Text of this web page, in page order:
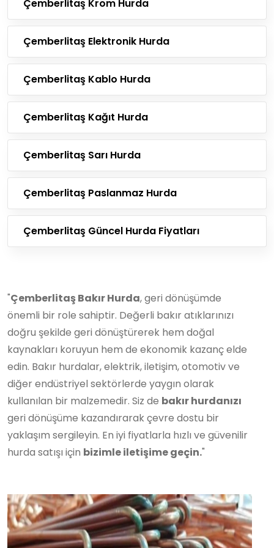
Çemberlitaş Krom Hurda
Çemberlitaş Elektronik Hurda
Çemberlitaş Kablo Hurda
Çemberlitaş Kağıt Hurda
Çemberlitaş Sarı Hurda
Çemberlitaş Paslanmaz Hurda
Çemberlitaş Güncel Hurda Fiyatları
"Çemberlitaş Bakır Hurda, geri dönüşümde
önemli bir role sahiptir. Değerli bakır atıklarınızı
doğru şekilde geri dönüştürerek hem doğal
kaynakları koruyun hem de ekonomik kazanç elde
edin. Bakır hurdalar, elektrik, iletişim, otomotiv ve
diğer endüstriyel sektörlerde yaygın olarak
kullanılan bir malzemedir. Siz de bakır hurdanızı
geri dönüşüme kazandırarak çevre dostu bir
yaklaşım sergileyin. En iyi fiyatlarla hızlı ve güvenilir
hurda satışı için bizimle iletişime geçin."